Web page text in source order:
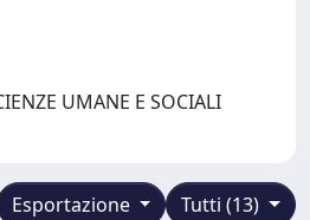
UMANE E SOCIALI
Tutti (13)
Esportazione